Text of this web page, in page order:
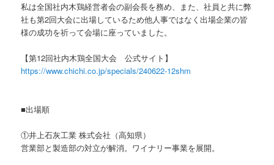
私は全国社内木鶏経営者会の副会長を務め、また、社員と共に弊
社も第2回大会に出場しているため他人事ではなく出場企業の皆
様の成功を祈って会場に座っていました。
【第12回社内木鶏全国大会 公式サイト】
https://www.chichi.co.jp/specials/240622-12shm
■出場順
①井上石灰工業 株式会社（高知県）
営業部と製造部の対立が解消。ワイナリー事業を展開。